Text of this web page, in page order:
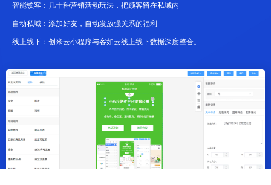
智能锁客：几十种营销活动玩法，把顾客留在私域内
自动私域：添加好友，自动发放强关系的福利
线上线下：创米云小程序与客如云线上线下数据深度整合。